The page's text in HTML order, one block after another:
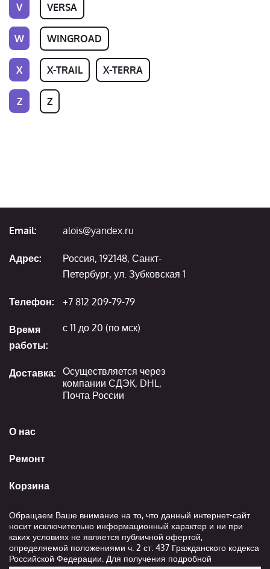
V VERSA
W WINGROAD
X X-TRAIL X-TERRA
Z Z
О нас
Ремонт
Корзина
Email: alois@yandex.ru
Адрес:
Россия, 192148, Санкт-
Петербург, ул. Зубковская 1
Телефон: +7 812 209-79-79
Время
работы:
с 11 до 20 (по мск)
Доставка: Осуществляется через
компании СДЭК, DHL,
Почта России
Обращаем Ваше внимание на то, что данный интернет-сайт
носит исключительно информационный характер и ни при
каких условиях не является публичной офертой,
определяемой положениями ч. 2 ст. 437 Гражданского кодекса
Российской Федерации. Для получения подробной